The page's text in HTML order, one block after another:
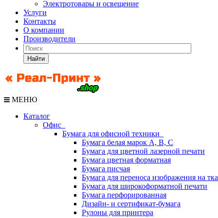
Электротовары и освещение
Услуги
Контакты
О компании
Производители
Найти
МЕНЮ
Каталог
Офис
Бумага для офисной техники
Бумага белая марок А, В, С
Бумага для цветной лазерной печати
Бумага цветная форматная
Бумага писчая
Бумага для переноса изображения на
Бумага для широкоформатной печати
Бумага перфорированная
Дизайн- и сертификат-бумага
Рулоны для принтера